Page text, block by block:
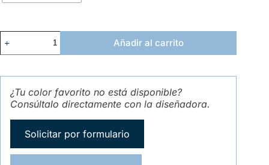
Añadir al carrito
¿Tu color favorito no está disponible?
Consúltalo directamente con la diseñadora.
Solicitar por formulario